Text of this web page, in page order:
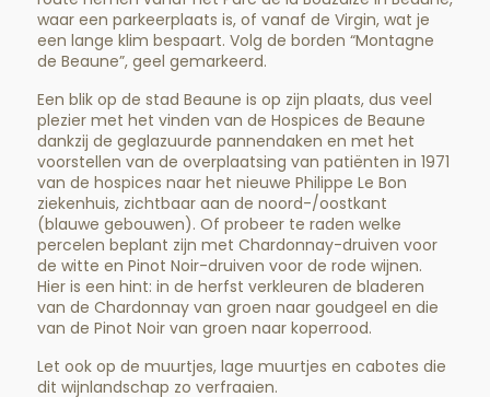
waar een parkeerplaats is, of vanaf de Virgin, wat je
een lange klim bespaart. Volg de borden “Montagne
de Beaune”, geel gemarkeerd.
Een blik op de stad Beaune is op zijn plaats, dus veel
plezier met het vinden van de Hospices de Beaune
dankzij de geglazuurde pannendaken en met het
voorstellen van de overplaatsing van patiënten in 1971
van de hospices naar het nieuwe Philippe Le Bon
ziekenhuis, zichtbaar aan de noord-/oostkant
(blauwe gebouwen). Of probeer te raden welke
percelen beplant zijn met Chardonnay-druiven voor
de witte en Pinot Noir-druiven voor de rode wijnen.
Hier is een hint: in de herfst verkleuren de bladeren
van de Chardonnay van groen naar goudgeel en die
van de Pinot Noir van groen naar koperrood.
Let ook op de muurtjes, lage muurtjes en cabotes die
dit wijnlandschap zo verfraaien.